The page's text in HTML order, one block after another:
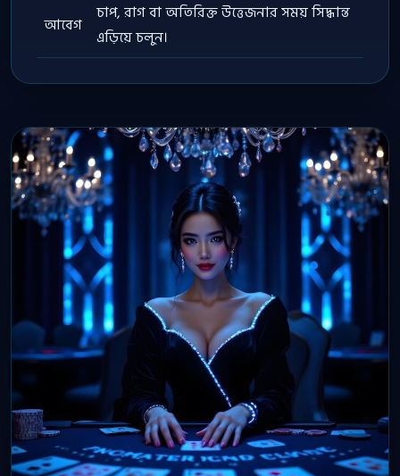
আবেগ
চাপ, রাগ বা অতিরিক্ত উত্তেজনার সময় সিদ্ধান্ত
এড়িয়ে চলুন।